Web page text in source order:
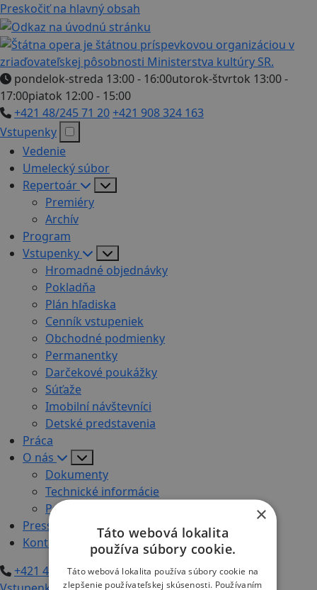
Preskočiť na hlavný obsah
pondelok-streda 13:00 - 16:00utorok-štvrtok 13:00 -
17:00piatok 12:00 - 15:00
+421 48/245 71 20+421 908 324 163
Vstupenky
Vedenie
Umelecký súbor
Repertoár
Premiéry
Archív
Program
Vstupenky
Hromadné objednávky
Pokladňa
Plán hľadiska
Cenník vstupeniek
Obchodné podmienky
Permanentky
Darčekové poukážky
Súťaže
Imobilní návštevníci
Detské predstavenia
Práca
O nás
Dokumenty
Technické informácie
Podcasty
Press
Kontakt
+421 48/245 71 20+421 908 324 163
×
Táto webová lokalita
používa súbory cookie.
Táto webová lokalita používa súbory cookie na
zlepšenie používateľskej skúsenosti. Používaním